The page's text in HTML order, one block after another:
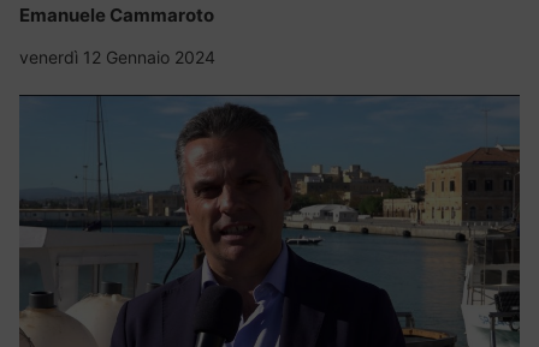
Emanuele Cammaroto
venerdì 12 Gennaio 2024